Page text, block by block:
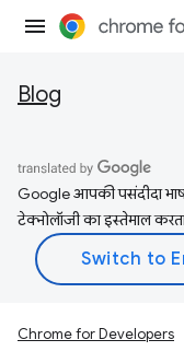
Blog
Google आपकी पसंदीदा
टेक्नोलॉजी का इस्तेमाल
Chrome for Developers